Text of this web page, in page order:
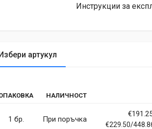
Инструкции за
артукул
vitae sodales in, maximus ut lectus. Vivamus
НАЛИЧНОСТ
1 бр. При поръчка
€229.50/